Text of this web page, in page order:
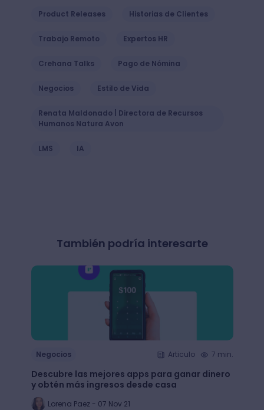
Product Releases Historias de Clientes
Trabajo Remoto Expertos HR
Crehana Talks Pago de Nómina
Negocios Estilo de Vida
Renata Maldonado | Directora de Recursos
Humanos Natura Avon
LMS IA
También podría interesarte
Negocios Articulo 7 min.
Descubre las mejores apps para ganar dinero
y obtén más ingresos desde casa
Lorena Paez - 07 Nov 21